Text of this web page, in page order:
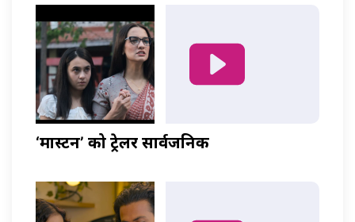
‘मास्टर्नी’ को ट्रेलर सार्वजनिक